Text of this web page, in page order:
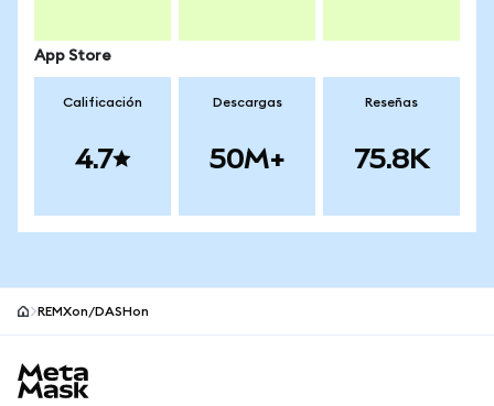
App Store
Calificación
4.7
Descargas
50M+
Reseñas
75.8K
REMXon/DASHon